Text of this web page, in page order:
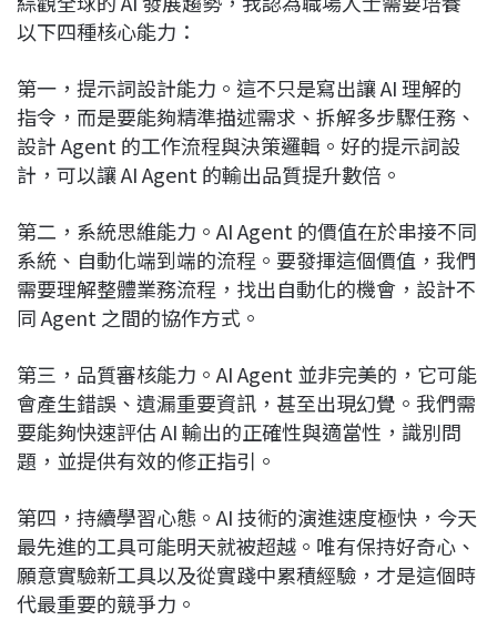
以下四種核心能力：
第一，提示詞設計能力。這不只是寫出讓 AI 理解的
指令，而是要能夠精準描述需求、拆解多步驟任務、
設計 Agent 的工作流程與決策邏輯。好的提示詞設
計，可以讓 AI Agent 的輸出品質提升數倍。
第二，系統思維能力。AI Agent 的價值在於串接不同
系統、自動化端到端的流程。要發揮這個價值，我們
需要理解整體業務流程，找出自動化的機會，設計不
同 Agent 之間的協作方式。
第三，品質審核能力。AI Agent 並非完美的，它可能
會產生錯誤、遺漏重要資訊，甚至出現幻覺。我們需
要能夠快速評估 AI 輸出的正確性與適當性，識別問
題，並提供有效的修正指引。
第四，持續學習心態。AI 技術的演進速度極快，今天
最先進的工具可能明天就被超越。唯有保持好奇心、
願意實驗新工具以及從實踐中累積經驗，才是這個時
代最重要的競爭力。